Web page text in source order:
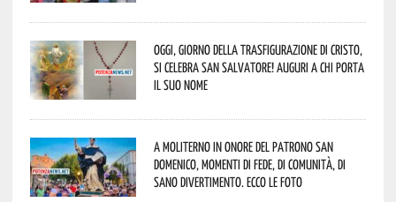
Oggi, giorno della Trasfigurazione di Cristo,
si celebra San Salvatore! Auguri a chi porta
il suo nome
A Moliterno in onore del Patrono San
Domenico, momenti di fede, di comunità, di
sano divertimento. Ecco le foto